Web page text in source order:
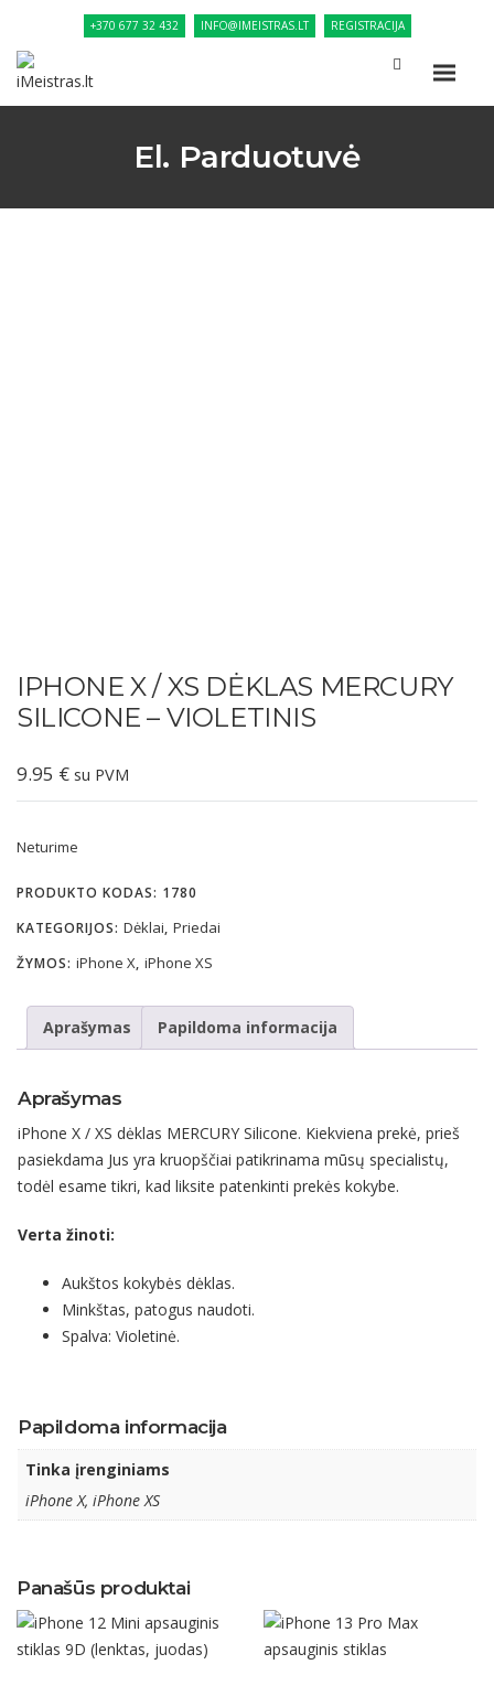
+370 677 32 432 INFO@IMEISTRAS.LT REGISTRACIJA
El. Parduotuvė
IPHONE X / XS DĖKLAS MERCURY
SILICONE – VIOLETINIS
9.95 € su PVM
Neturime
PRODUKTO KODAS: 1780
KATEGORIJOS: Dėklai, Priedai
ŽYMOS: iPhone X, iPhone XS
Aprašymas Papildoma informacija
Aprašymas
iPhone X / XS dėklas MERCURY Silicone. Kiekviena prekė, prieš
pasiekdama Jus yra kruopščiai patikrinama mūsų specialistų,
todėl esame tikri, kad liksite patenkinti prekės kokybe.
Verta žinoti:
Aukštos kokybės dėklas.
Minkštas, patogus naudoti.
Spalva: Violetinė.
Papildoma informacija
Tinka įrenginiams
iPhone X, iPhone XS
Panašūs produktai